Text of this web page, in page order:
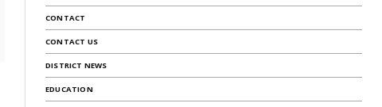
CONTACT
CONTACT US
DISTRICT NEWS
EDUCATION